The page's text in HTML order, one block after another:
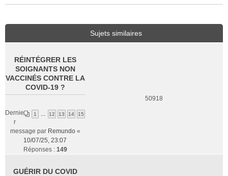
Sujets similaires
RÉINTÉGRER LES
SOIGNANTS NON
VACCINÉS CONTRE LA
COVID-19 ?
1 12 13 14 15
Dernie
r
message par Remundo«
10/07/25, 23:07
Réponses : 149
50918
GUÉRIR DU COVID